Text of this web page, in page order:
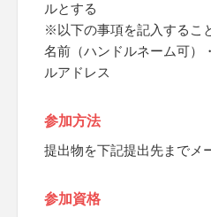
ルとする
※以下の事項を記入するこ
名前（ハンドルネーム可）
ルアドレス
参加方法
提出物を下記提出先までメ
参加資格